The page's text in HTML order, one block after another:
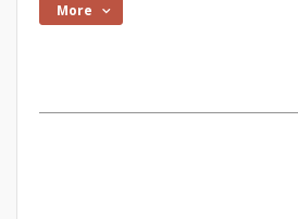
More